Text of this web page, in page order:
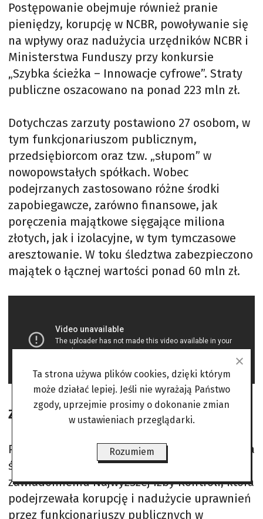
Postępowanie obejmuje również pranie
pieniędzy, korupcję w NCBR, powoływanie się
na wpływy oraz nadużycia urzędników NCBR i
Ministerstwa Funduszy przy konkursie
„Szybka ścieżka – Innowacje cyfrowe”. Straty
publiczne oszacowano na ponad 223 mln zł.
Dotychczas zarzuty postawiono 27 osobom, w
tym funkcjonariuszom publicznym,
przedsiębiorcom oraz tzw. „słupom” w
nowopowstałych spółkach. Wobec
podejrzanych zastosowano różne środki
zapobiegawcze, zarówno finansowe, jak
poręczenia majątkowe sięgające miliona
złotych, jak i izolacyjne, w tym tymczasowe
aresztowanie. W toku śledztwa zabezpieczono
majątek o łącznej wartości ponad 60 mln zł.
Zarzuty dla Hanny S.
Prokuratura Regionalna w Warszawie wszczęła
śledztwo już w marcu ubiegłego roku po
zawiadomieniu Najwyższej Izby Kontroli, która
podejrzewała korupcję i nadużycie uprawnień
przez funkcjonariuszy publicznych w
Ta strona używa plików cookies, dzięki którym
może działać lepiej. Jeśli nie wyrażają Państwo
zgody, uprzejmie prosimy o dokonanie zmian
w ustawieniach przeglądarki.
Rozumiem